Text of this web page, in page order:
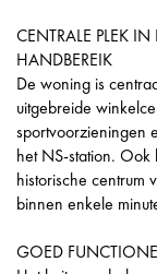
CENTRALE PLEK
HANDBEREIK
De woning is
uitgebreide
sportvoorzieningen
het NS-station.
historische centrum
binnen enkele
GOED